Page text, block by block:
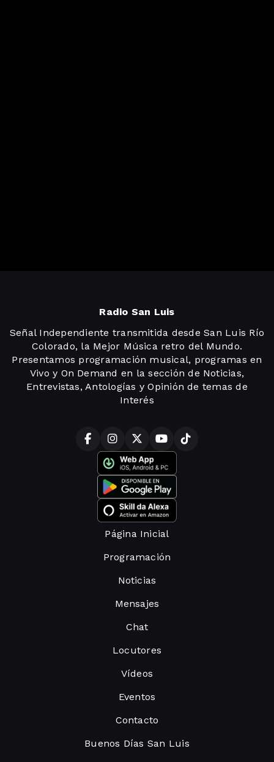
Radio San Luis
Señal Independiente transmitida desde San Luis Río
Colorado, la Mejor Música retro del Mundo.
Presentamos programación musical, programas en
Vivo y On Demand en la sección de Noticias,
Entrevistas, Antologías y Opinión de temas de
Interés
Página Inicial
Programación
Noticias
Mensajes
Chat
Locutores
Vídeos
Eventos
Contacto
Buenos Días San Luis